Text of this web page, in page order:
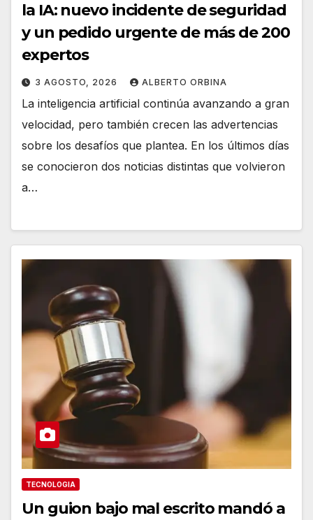
la IA: nuevo incidente de seguridad
y un pedido urgente de más de 200
expertos
3 AGOSTO, 2026 ALBERTO ORBINA
La inteligencia artificial continúa avanzando a gran
velocidad, pero también crecen las advertencias
sobre los desafíos que plantea. En los últimos días
se conocieron dos noticias distintas que volvieron
a…
TECNOLOGIA
Un guion bajo mal escrito mandó a